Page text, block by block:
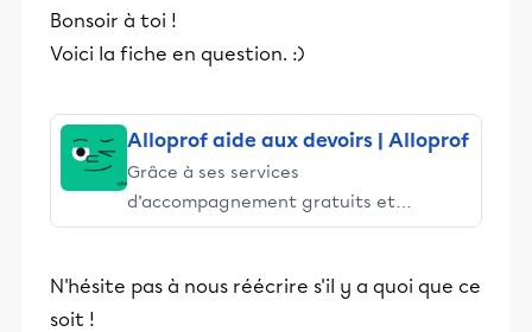
Bonsoir à toi !
Voici la fiche en question. :)
Alloprof aide aux devoirs | Alloprof
Grâce à ses services
d’accompagnement gratuits et
stimulants, Alloprof engage les élèves
éducative.
N'hésite pas à nous réécrire s'il y a quoi que ce
soit !